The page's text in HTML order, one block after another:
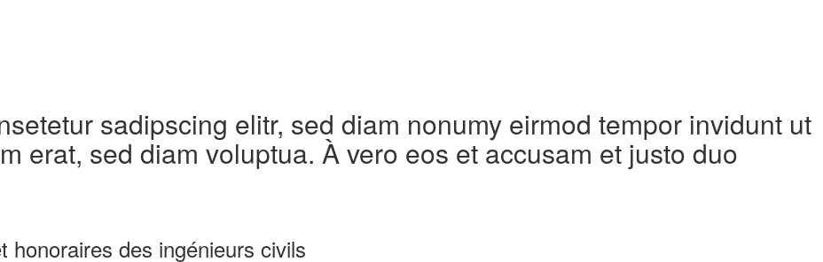
sadipscing elitr, sed diam nonumy eirmod tempor invidunt ut
erat, sed diam voluptua. À vero eos et accusam et justo duo
honoraires des ingénieurs civils